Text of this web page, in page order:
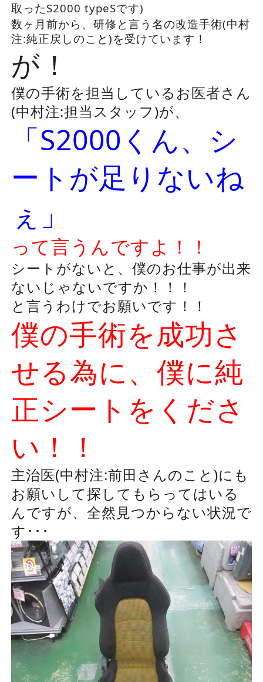
取ったS2000 typeSです)
数ヶ月前から、研修と言う名の改造手術(中村
注:純正戻しのこと)を受けています！
が！
僕の手術を担当しているお医者さん
(中村注:担当スタッフ)が、
「S2000くん、シ
ートが足りないね
ぇ」
って言うんですよ！！
シートがないと、僕のお仕事が出来
ないじゃないですか！！！
と言うわけでお願いです！！
僕の手術を成功さ
せる為に、僕に純
正シートをくださ
い！！
主治医(中村注:前田さんのこと)にも
お願いして探してもらってはいる
んですが、全然見つからない状況で
す･･･